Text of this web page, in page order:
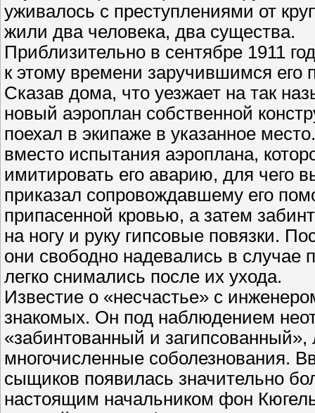
уживалось с преступлениями от
жили два человека, два существа.
Приблизительно в сентябре 1911
к этому времени заручившимся его
Сказав дома, что уезжает на так
новый аэроплан собственной
поехал в экипаже в указанное
вместо испытания аэроплана,
имитировать его аварию, для чего
приказал сопровождавшему его
припасенной кровью, а затем
на ногу и руку гипсовые повязки.
они свободно надевались в случае
легко снимались после их ухода.
Известие о «несчастье» с
знакомых. Он под наблюдением
«забинтованный и
многочисленные соболезнования.
сыщиков появилась значительно
настоящим начальником фон